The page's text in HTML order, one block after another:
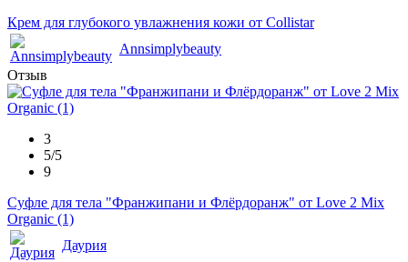
Крем для глубокого увлажнения кожи от Collistar
Annsimplybeauty
Отзыв
3
5/5
9
Суфле для тела "Франжипани и Флёрдоранж" от Love 2 Mix
Organic (1)
Даурия